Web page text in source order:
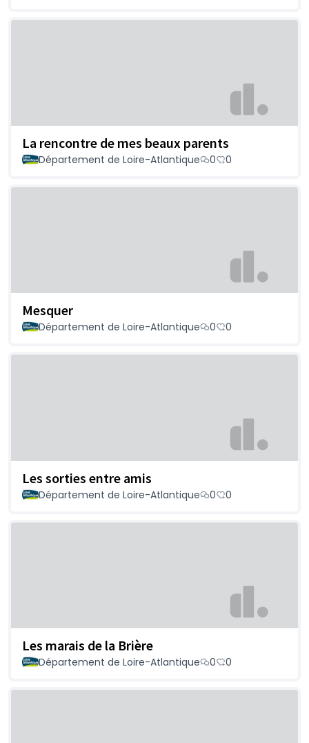
La rencontre de mes beaux parents
Département de Loire-Atlantique 0 0
Mesquer
Département de Loire-Atlantique 0 0
Les sorties entre amis
Département de Loire-Atlantique 0 0
Les marais de la Brière
Département de Loire-Atlantique 0 0